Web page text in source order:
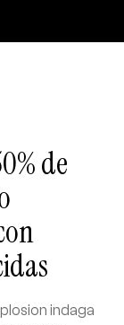
de
indaga